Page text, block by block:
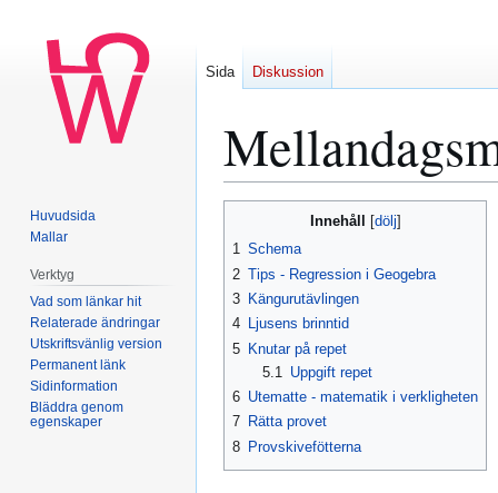
Innehåll
1 Schema
2 Tips - Regression i Geogebra
3 Kängurutävlingen
4 Ljusens brinntid
5 Knutar på repet
5.1
Uppgift repet
6 Utematte - matematik i verkligheten
7 Rätta provet
8 Provskivefötterna
Sida Diskussion
Huvudsida
Mallar
Verktyg
Vad som länkar hit
Relaterade ändringar
Utskriftsvänlig version
Permanent länk
Sidinformation
Bläddra genom
egenskaper